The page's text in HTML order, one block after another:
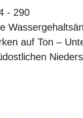
- 290
auf Ton –